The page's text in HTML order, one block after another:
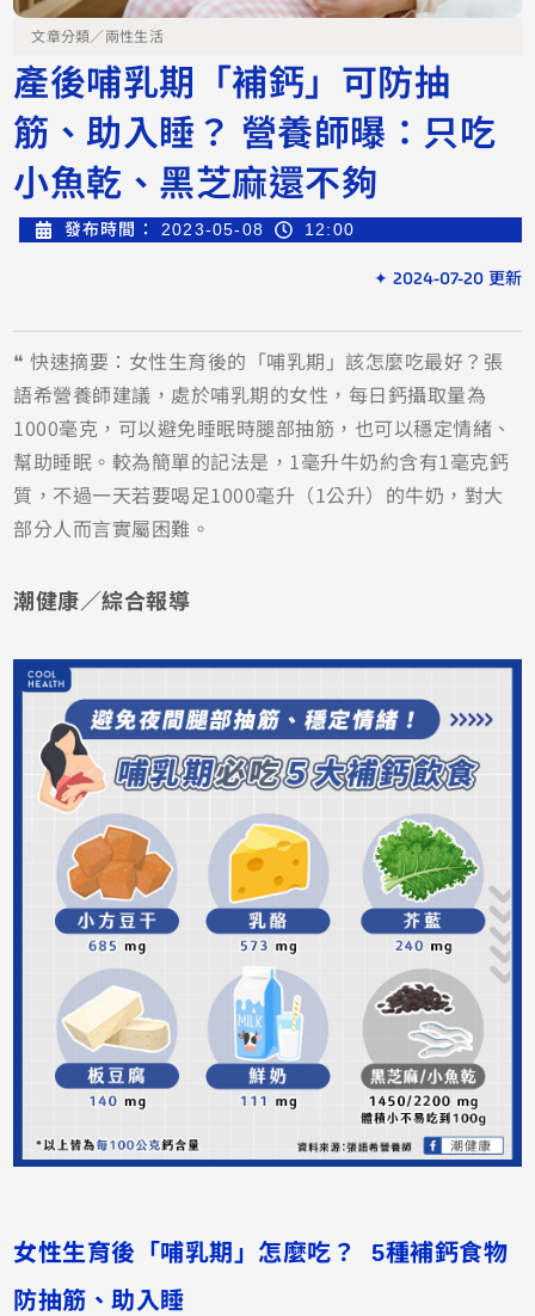
文章分類／ 兩性生活
產後哺乳期「補鈣」可防抽
筋、助入睡？ 營養師曝：只吃
小魚乾、黑芝麻還不夠
發布時間： 2023-05-08 12:00
✦ 2024-07-20 更新
❝ 快速摘要：女性生育後的「哺乳期」該怎麼吃最好？張
語希營養師建議，處於哺乳期的女性，每日鈣攝取量為
1000毫克，可以避免睡眠時腿部抽筋，也可以穩定情緒、
幫助睡眠。較為簡單的記法是，1毫升牛奶約含有1毫克鈣
質，不過一天若要喝足1000毫升（1公升）的牛奶，對大
部分人而言實屬困難。
潮健康／綜合報導
女性生育後「哺乳期」怎麼吃？ 5種補鈣食物
防抽筋、助入睡